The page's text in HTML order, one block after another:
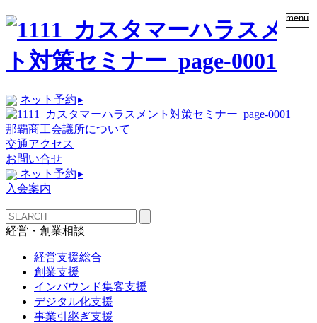
menu
ネット予約▸
那覇商工会議所について
交通アクセス
お問い合せ
ネット予約▸
入会案内
経営・創業相談
経営支援総合
創業支援
インバウンド集客支援
デジタル化支援
事業引継ぎ支援